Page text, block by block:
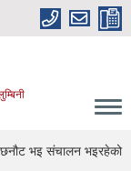
भइ संचालन भइरहेको